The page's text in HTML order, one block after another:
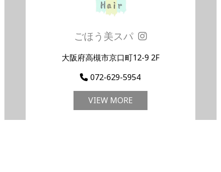
ごほう美スパ
大阪府高槻市京口町12-9 2F
072-629-5954
VIEW MORE